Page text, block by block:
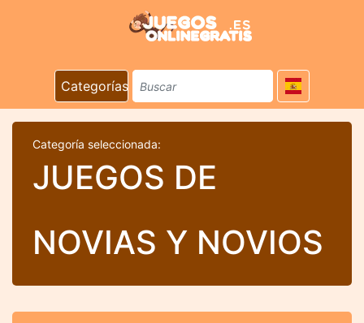
Categorías
Categoría seleccionada:
JUEGOS DE
NOVIAS Y NOVIOS